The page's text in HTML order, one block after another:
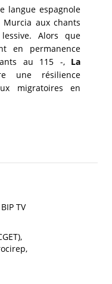
langue espagnole
aux chants
Alors que
en permanence
au 115 -, La
une résilience
migratoires en
TV